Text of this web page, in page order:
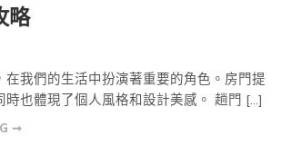
略
在我們的生活中扮演著重要的角色。房門提
時也體現了個人風格和設計美感。 趟門 […]
➞